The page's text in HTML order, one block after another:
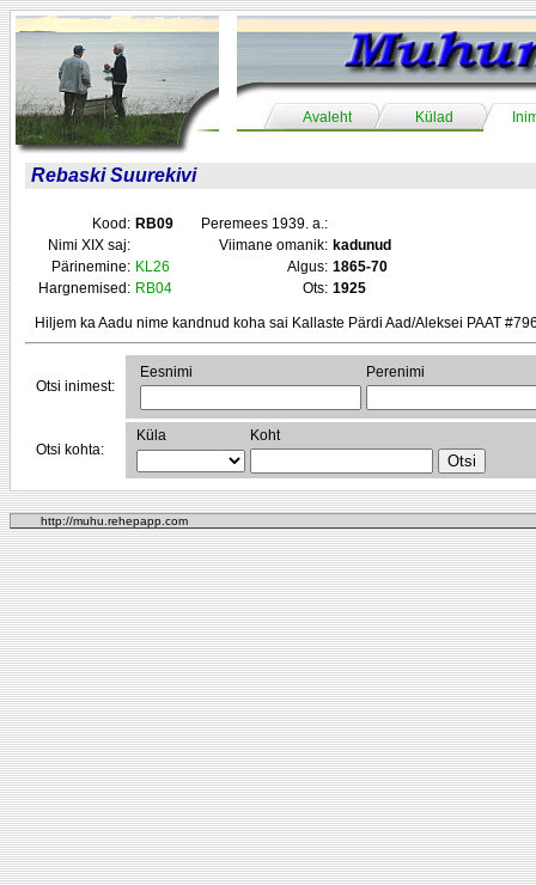
Avaleht Külad
Rebaski Suurekivi
Kood: RB09
Peremees 1939. a.:
Nimi XIX saj:
Viimane omanik: kadunud
Pärinemine: KL26 Algus: 1865-70
Hargnemised: RB04 Ots: 1925
Hiljem ka Aadu nime kandnud koha sai Kallaste Pärdi Aad/Aleksei PAAT
Otsi inimest:
Eesnimi Perenimi
Otsi kohta:
Küla Koht
http://muhu.rehepapp.com